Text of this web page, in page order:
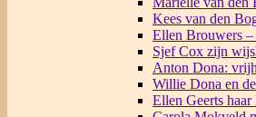
Kees van den
Ellen Brouwers
Sjef Cox zijn
Anton Dona:
Willie Dona en
Ellen Geerts haar